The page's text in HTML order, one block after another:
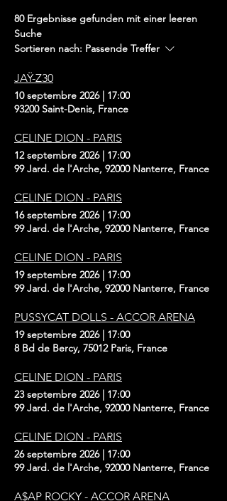
80 Ergebnisse gefunden mit einer leeren
Suche
Sortieren nach: Passende Treffer
JAŸ-Z30
10 septembre 2026| 17:00
93200 Saint-Denis, France
CELINE DION - PARIS
12 septembre 2026| 17:00
99 Jard. de l'Arche, 92000 Nanterre, France
CELINE DION - PARIS
16 septembre 2026| 17:00
99 Jard. de l'Arche, 92000 Nanterre, France
CELINE DION - PARIS
19 septembre 2026| 17:00
99 Jard. de l'Arche, 92000 Nanterre, France
PUSSYCAT DOLLS - ACCOR ARENA
19 septembre 2026| 17:00
8 Bd de Bercy, 75012 Paris, France
CELINE DION - PARIS
23 septembre 2026| 17:00
99 Jard. de l'Arche, 92000 Nanterre, France
CELINE DION - PARIS
26 septembre 2026| 17:00
99 Jard. de l'Arche, 92000 Nanterre, France
A$AP ROCKY - ACCOR ARENA